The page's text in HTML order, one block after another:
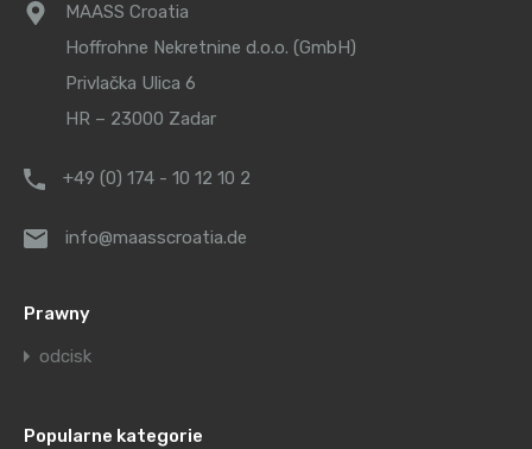
MAASS Croatia
Hoffrohne Nekretnine d.o.o. (GmbH)
Privlačka Ulica 6
HR – 23000 Zadar
+49 (0) 174 - 10 12 10 2
info@maasscroatia.de
Prawny
odcisk
Popularne kategorie